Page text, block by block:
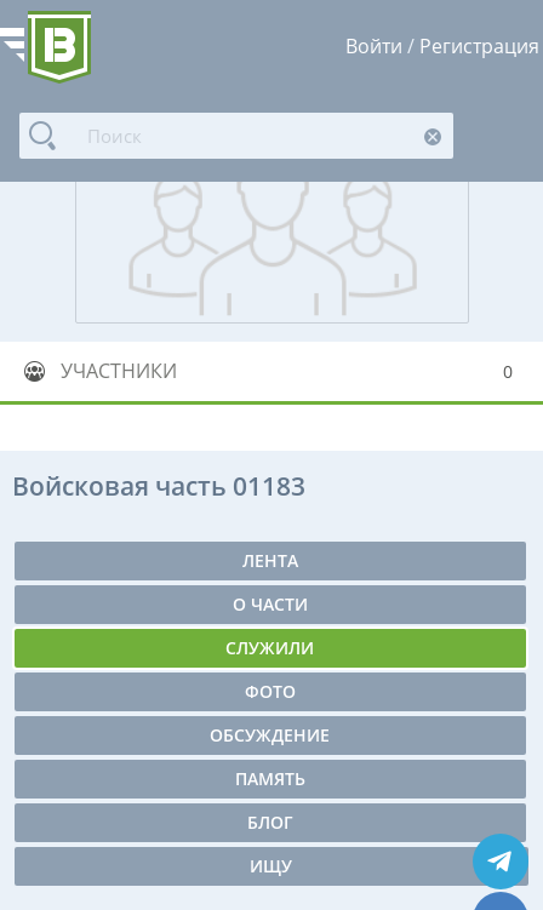
Войти / Регистрация
УЧАСТНИКИ 0
Войсковая часть 01183
ЛЕНТА
О ЧАСТИ
СЛУЖИЛИ
ФОТО
ОБСУЖДЕНИЕ
ПАМЯТЬ
БЛОГ
ИЩУ